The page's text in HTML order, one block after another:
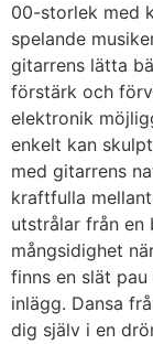
00-storlek med
spelande
gitarrens lätta
förstärk och
elektronik
enkelt kan
med gitarrens
kraftfulla
utstrålar från en
mångsidighet
finns en slät
inlägg. Dansa
dig själv i en